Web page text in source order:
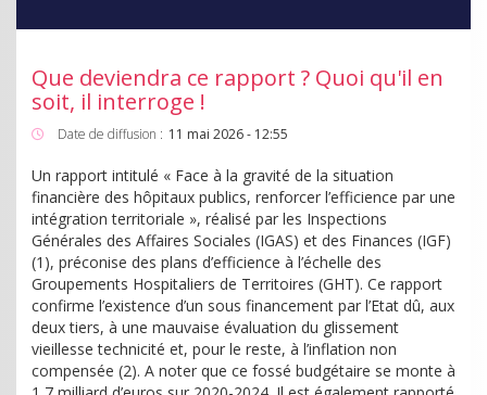
Que deviendra ce rapport ? Quoi qu'il en
soit, il interroge !
Date de diffusion : 11 mai 2026 - 12:55
Un rapport intitulé « Face à la gravité de la situation
financière des hôpitaux publics, renforcer l’efficience par une
intégration territoriale », réalisé par les Inspections
Générales des Affaires Sociales (IGAS) et des Finances (IGF)
(1), préconise des plans d’efficience à l’échelle des
Groupements Hospitaliers de Territoires (GHT). Ce rapport
confirme l’existence d’un sous financement par l’Etat dû, aux
deux tiers, à une mauvaise évaluation du glissement
vieillesse technicité et, pour le reste, à l’inflation non
compensée (2). A noter que ce fossé budgétaire se monte à